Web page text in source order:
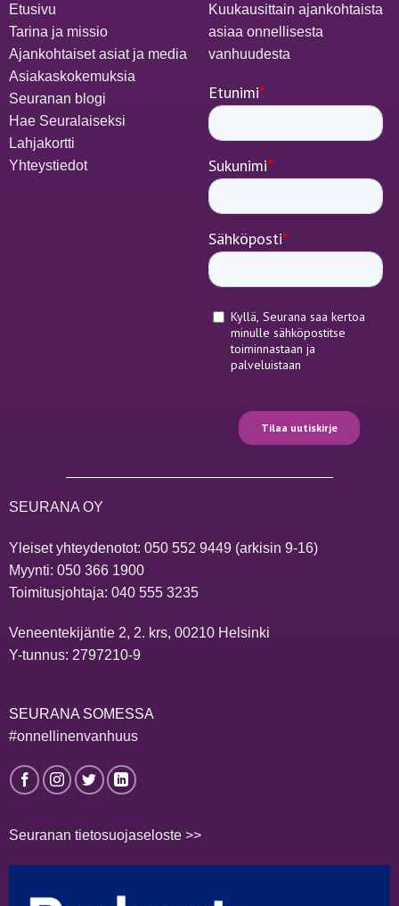
Etusivu
Tarina ja missio
Ajankohtaiset asiat ja media
Asiakaskokemuksia
Seuranan blogi
Hae Seuralaiseksi
Lahjakortti
Yhteystiedot
Kuukausittain ajankohtaista
asiaa onnellisesta
vanhuudesta
SEURANA OY
Yleiset yhteydenotot: 050 552 9449(arkisin 9-16)
Myynti: 050 366 1900
Toimitusjohtaja: 040 555 3235
Veneentekijäntie 2, 2. krs, 00210 Helsinki
Y-tunnus: 2797210-9
SEURANA SOMESSA
#onnellinenvanhuus
Seuranan tietosuojaseloste >>